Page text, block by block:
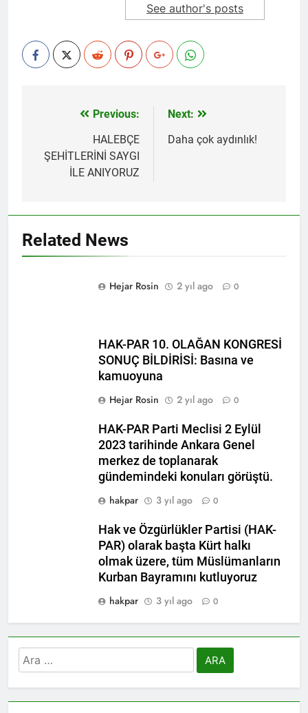
See author's posts
gezinmesi
Previous:
HALEBÇE
ŞEHİTLERİNİ SAYGI
İLE ANIYORUZ
Next:
Daha çok aydınlık!
Related News
Hejar Rosin 2 yıl ago 0
HAK-PAR 10. OLAĞAN KONGRESİ
SONUÇ BİLDİRİSİ: Basına ve
kamuoyuna
Hejar Rosin
2 yıl ago 0
HAK-PAR Parti Meclisi 2 Eylül
2023 tarihinde Ankara Genel
merkez de toplanarak
gündemindeki konuları görüştü.
hakpar
3 yıl ago 0
Hak ve Özgürlükler Partisi (HAK-
PAR) olarak başta Kürt halkı
olmak üzere, tüm Müslümanların
Kurban Bayramını kutluyoruz
hakpar
3 yıl ago 0
Arama: